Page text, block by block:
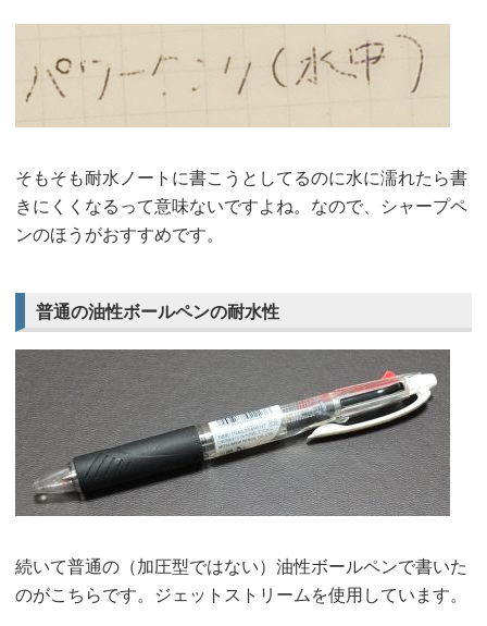
そもそも耐水ノートに書こうとしてるのに水に濡れたら書
きにくくなるって意味ないですよね。なので、シャープペ
ンのほうがおすすめです。
普通の油性ボールペンの耐水性
続いて普通の（加圧型ではない）油性ボールペンで書いた
のがこちらです。ジェットストリームを使用しています。